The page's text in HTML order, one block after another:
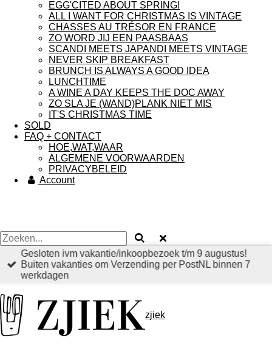
EGG'CITED ABOUT SPRING!
ALL I WANT FOR CHRISTMAS IS VINTAGE
CHASSES AU TRÉSOR EN FRANCE
ZO WORD JIJ EEN PAASBAAS
SCANDI MEETS JAPANDI MEETS VINTAGE
NEVER SKIP BREAKFAST
BRUNCH IS ALWAYS A GOOD IDEA
LUNCHTIME
A WINE A DAY KEEPS THE DOC AWAY
ZO SLA JE (WAND)PLANK NIET MIS
IT'S CHRISTMAS TIME
SOLD
FAQ + CONTACT
HOE,WAT,WAAR
ALGEMENE VOORWAARDEN
PRIVACYBELEID
Account
Gesloten ivm vakantie/inkoopbezoek t/m 9 augustus!
Buiten vakanties om Verzending per PostNL binnen 7
werkdagen
zjiek